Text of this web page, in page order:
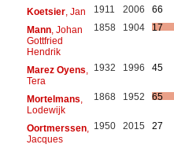
Koetsier, Jan 1911 2006
66
Mann, Johan
Gottfried
Hendrik
1858 1904 17
Marez Oyens
Tera
1932 1996 45
Mortelmans
Lodewijk
1868 1952 65
Oortmerssen,
Jacques
1950 2015 27